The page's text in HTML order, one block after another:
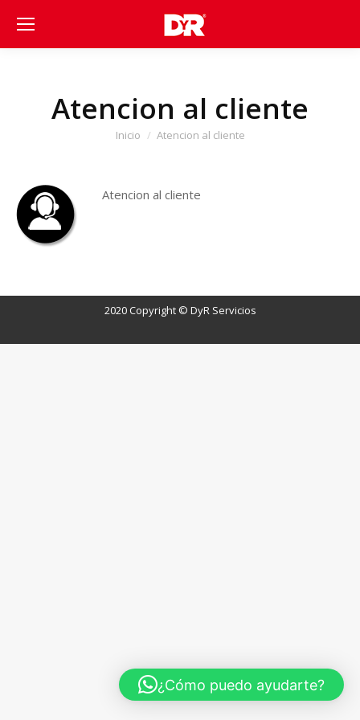
Atencion al cliente
Estás aquí:
Inicio Atencion al cliente
Atencion al cliente
2020 Copyright © DyR Servicios
¿Cómo puedo ayudarte?